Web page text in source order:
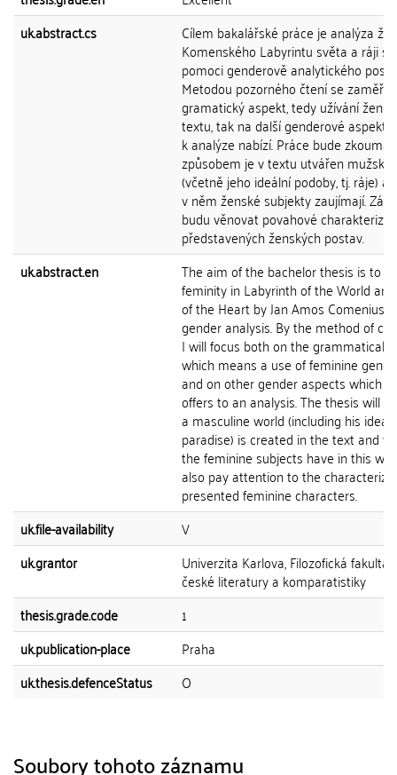
uk.abstract.cs
Cílem bakalářské práce je analýza
Komenského Labyrintu světa a ráji
pomoci genderově analytického
Metodou pozorného čtení se
gramatický aspekt, tedy užívání
textu, tak na další genderové
k analýze nabízí. Práce bude
způsobem je v textu utvářen mužský
(včetně jeho ideální podoby, tj. ráje) a
v něm ženské subjekty zaujímají.
budu věnovat povahové
představených ženských postav.
uk.abstract.en
The aim of the bachelor thesis is to
feminity in Labyrinth of the World
of the Heart by Jan Amos Comenius
gender analysis. By the method of
I will focus both on the grammatical
which means a use of feminine
and on other gender aspects which
offers to an analysis. The thesis will
a masculine world (including his ideal
paradise) is created in the text and
the feminine subjects have in this
also pay attention to the
presented feminine characters.
uk.file-availability
V
uk.grantor
Univerzita Karlova, Filozofická fakulta,
české literatury a komparatistiky
thesis.grade.code
1
uk.publication-place
Praha
uk.thesis.defenceStatus
O
Soubory tohoto záznamu